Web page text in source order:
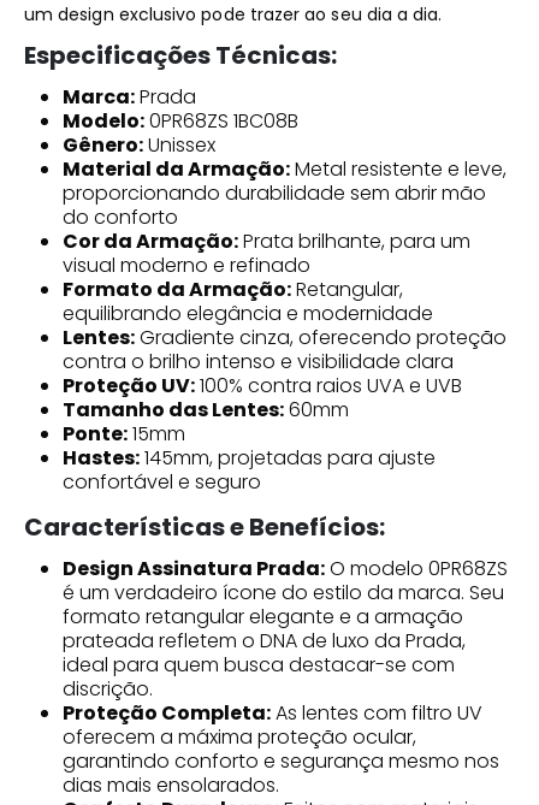
um design exclusivo pode trazer ao seu dia a dia.
Especificações Técnicas:
Marca:Prada
Modelo:0PR68ZS 1BC08B
Gênero:Unissex
Material da Armação:Metal resistente e leve,
proporcionando durabilidade sem abrir mão
do conforto
Cor da Armação:Prata brilhante, para um
visual moderno e refinado
Formato da Armação:Retangular,
equilibrando elegância e modernidade
Lentes:Gradiente cinza, oferecendo proteção
contra o brilho intenso e visibilidade clara
Proteção UV:100% contra raios UVA e UVB
Tamanho das Lentes:60mm
Ponte:15mm
Hastes:145mm, projetadas para ajuste
confortável e seguro
Características e Benefícios:
Design Assinatura Prada:O modelo 0PR68ZS
é um verdadeiro ícone do estilo da marca. Seu
formato retangular elegante e a armação
prateada refletem o DNA de luxo da Prada,
ideal para quem busca destacar-se com
discrição.
Proteção Completa:As lentes com filtro UV
oferecem a máxima proteção ocular,
garantindo conforto e segurança mesmo nos
dias mais ensolarados.